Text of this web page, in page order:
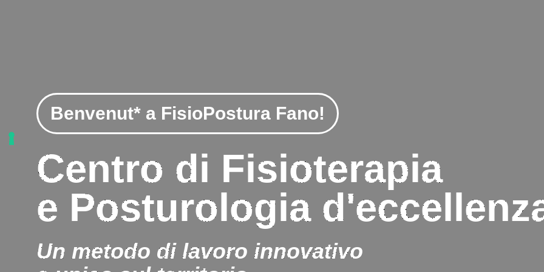
Benvenut* a FisioPostura Fano!
Centro di Fisioterapia
e Posturologia
Un metodo di lavoro innovativo